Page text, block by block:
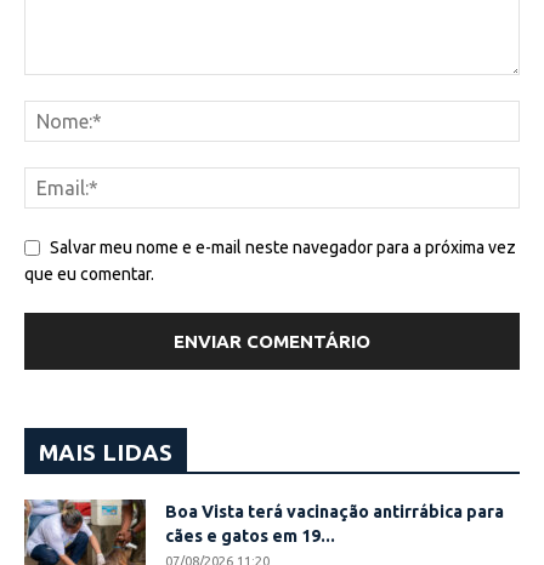
Salvar meu nome e e-mail neste navegador para a próxima vez
que eu comentar.
MAIS LIDAS
Boa Vista terá vacinação antirrábica para
cães e gatos em 19...
07/08/2026 11:20